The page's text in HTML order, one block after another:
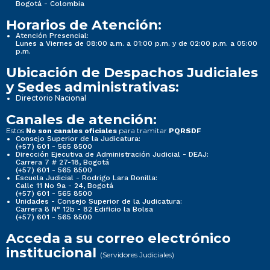
Nueva imagen (2) (2)
3.1 Normativa de la Seccional
3.1.1 Sistema de búsquedas de normas, propio de
la entidad.
CONSULTAR LOS PROCESOS JUDICIALES DE LOS
JUZGADOS ADSCRITOS A LA SECCIONAL
VALLEDUPAR
AHORA ES MÁS FACIL,HAGA CLIC EN LA
SIGUIENTE IMAGEN PARA VER EL INSTRUCTIVO.
DIRECTORIO DESPACHOS JUDICIALES
SECCIONAL VALLEDUPAR
Nueva imagen (2) (2)
3.1 Normativa de la Seccional
3.1.1 Sistema de búsquedas de normas, propio de
la entidad.
Bogotá - Colombia
Horarios de Atención:
Atención Presencial:
Lunes a Viernes de 08:00 a.m. a 01:00 p.m. y de 02:00 p.m. a 05:00
p.m.
Ubicación de Despachos Judiciales
y Sedes administrativas:
Directorio Nacional
Canales de atención:
Estos No son canales oficiales para tramitar PQRSDF
Consejo Superior de la Judicatura:
(+57) 601 - 565 8500
Dirección Ejecutiva de Administración Judicial - DEAJ:
Carrera 7 # 27-18, Bogotá
(+57) 601 - 565 8500
Escuela Judicial - Rodrigo Lara Bonilla:
Calle 11 No 9a - 24, Bogotá
(+57) 601 - 565 8500
Unidades - Consejo Superior de la Judicatura:
Carrera 8 N° 12b - 82 Edificio la Bolsa
(+57) 601 - 565 8500
Acceda a su correo electrónico
institucional (Servidores Judiciales)